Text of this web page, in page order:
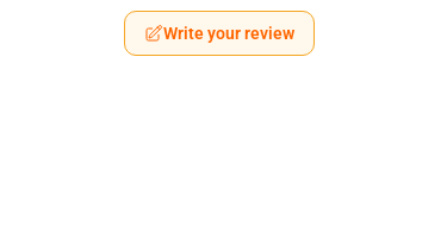
Write your review